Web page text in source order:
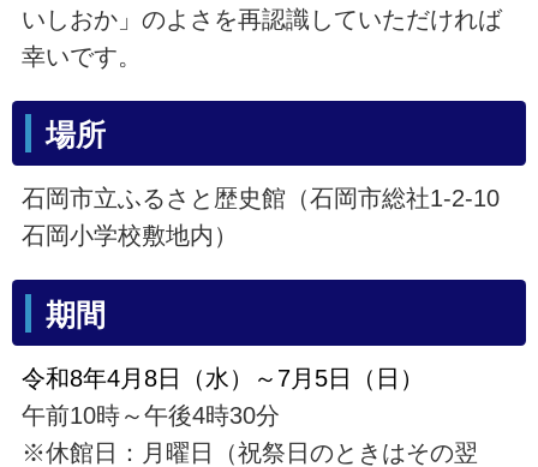
いしおか」のよさを再認識していただければ
幸いです。
場所
石岡市立ふるさと歴史館（石岡市総社1-2-10
石岡小学校敷地内）
期間
令和8年4月8日（水）～7月5日（日）
午前10時～午後4時30分
※休館日：月曜日（祝祭日のときはその翌